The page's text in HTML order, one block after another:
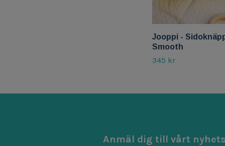
Jooppi -
Smooth
345 kr
Anmäl dig till vårt